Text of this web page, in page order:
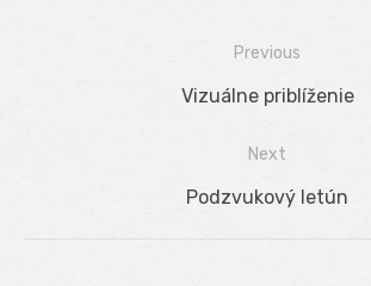
Navigácia
Previous
Previous
Vizuálne priblíženie
Next
Next
Podzvukový letún